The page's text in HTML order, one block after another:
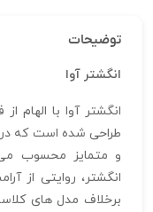
توضیحات
انگشتر آوا
انگشتر آوا با الهام
طراحی شده است که در
و متمایز محسوب
انگشتر، روایتی از
برخلاف مدل‌ های